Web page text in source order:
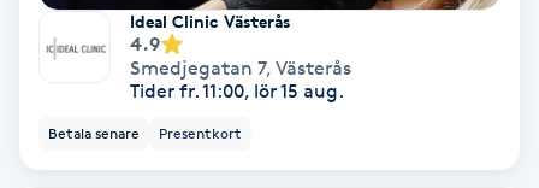
Fotmassage Ideal Clinic Västerås
4.9
Smedjegatan 7, Västerås
Tider fr. 11:00, lör 15 aug.
Betala senare Presentkort